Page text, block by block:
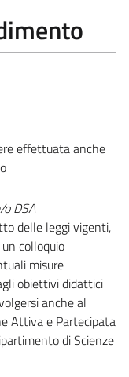
effettuata anche
DSA
delle leggi vigenti,
colloquio
misure
obiettivi didattici
anche al
Attiva e Partecipata
di Scienze